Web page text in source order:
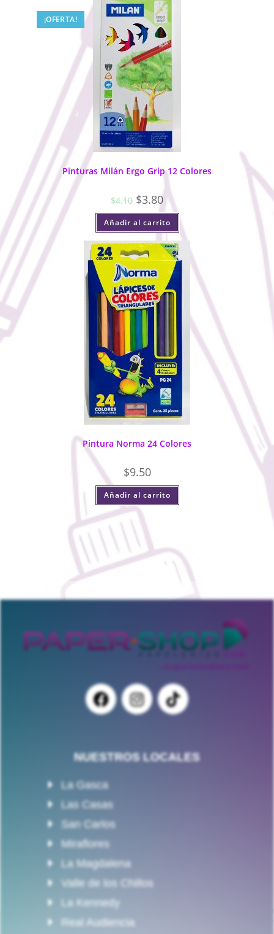
¡OFERTA!
Pinturas Milán Ergo Grip 12 Colores
$4.10 $3.80
Añadir al carrito
Pintura Norma 24 Colores
$9.50
Añadir al carrito
NUESTROS LOCALES
La Gasca
Las Casas
San Carlos
Miraflores
La Magdalena
Valle de los Chillos
La Kennedy
Real Audiencia